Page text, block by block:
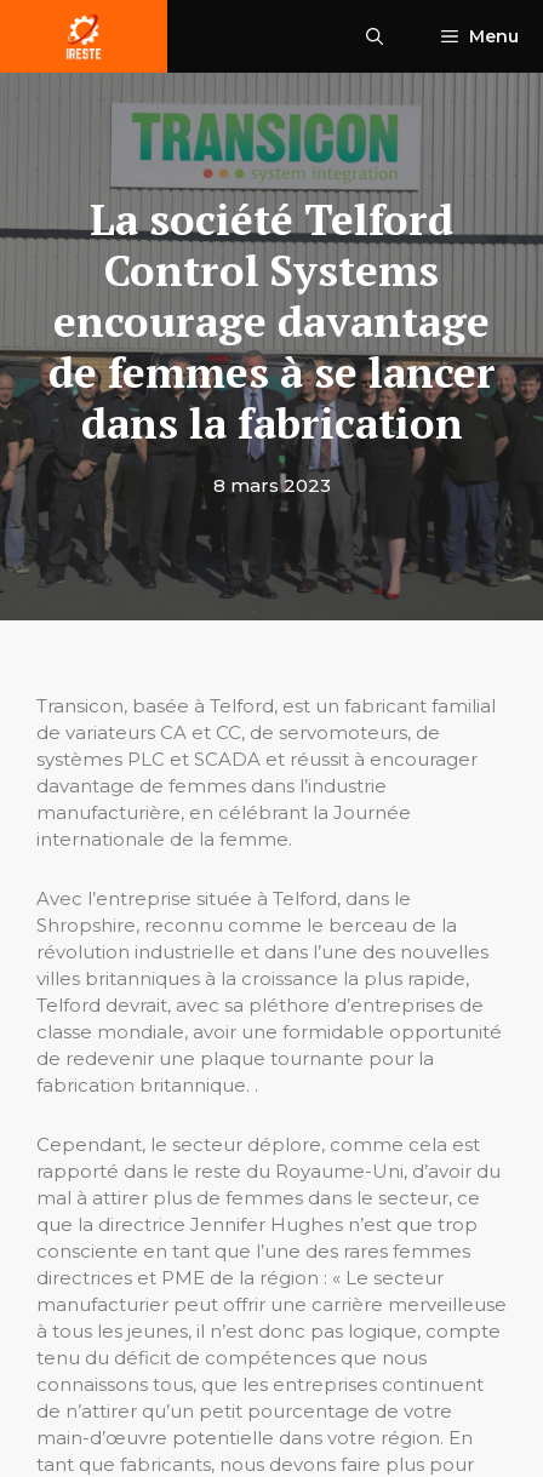
contenu
Menu
La société Telford
Control Systems
encourage davantage
de femmes à se lancer
dans la fabrication
8 mars 2023
Transicon, basée à Telford, est un fabricant familial
de variateurs CA et CC, de servomoteurs, de
systèmes PLC et SCADA et réussit à encourager
davantage de femmes dans l’industrie
manufacturière, en célébrant la Journée
internationale de la femme.
Avec l’entreprise située à Telford, dans le
Shropshire, reconnu comme le berceau de la
révolution industrielle et dans l’une des nouvelles
villes britanniques à la croissance la plus rapide,
Telford devrait, avec sa pléthore d’entreprises de
classe mondiale, avoir une formidable opportunité
de redevenir une plaque tournante pour la
fabrication britannique. .
Cependant, le secteur déplore, comme cela est
rapporté dans le reste du Royaume-Uni, d’avoir du
mal à attirer plus de femmes dans le secteur, ce
que la directrice Jennifer Hughes n’est que trop
consciente en tant que l’une des rares femmes
directrices et PME de la région : « Le secteur
manufacturier peut offrir une carrière merveilleuse
à tous les jeunes, il n’est donc pas logique, compte
tenu du déficit de compétences que nous
connaissons tous, que les entreprises continuent
de n’attirer qu’un petit pourcentage de votre
main-d’œuvre potentielle dans votre région. En
tant que fabricants, nous devons faire plus pour